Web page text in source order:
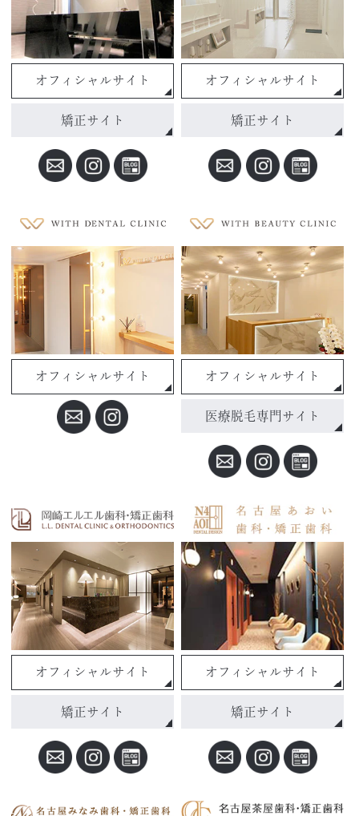
オフィシャルサイト
矯正サイト
オフィシャルサイト
矯正サイト
オフィシャルサイト オフィシャルサイト
医療脱毛専門サイト
オフィシャルサイト
矯正サイト
オフィシャルサイト
矯正サイト